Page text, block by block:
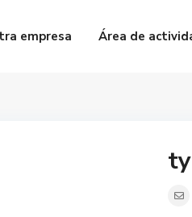
empresa Área de